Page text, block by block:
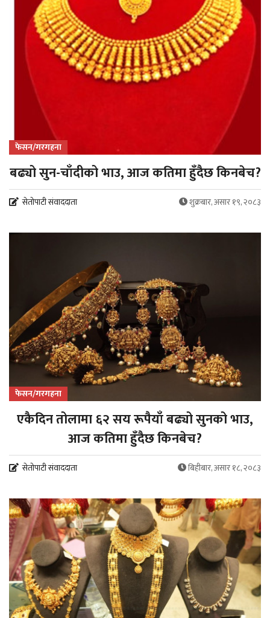
फेसन/गरगहना
बढ्यो सुन-चाँदीको भाउ, आज कतिमा हुँदैछ किनबेच?
सेतोपाटी संवाददाता शुक्रबार, असार १९, २०८३
फेसन/गरगहना
एकैदिन तोलामा ६२ सय रूपैयाँ बढ्यो सुनको भाउ,
आज कतिमा हुँदैछ किनबेच?
सेतोपाटी संवाददाता बिहीबार, असार १८, २०८३